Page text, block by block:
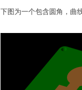
下图为一个包含圆角，曲